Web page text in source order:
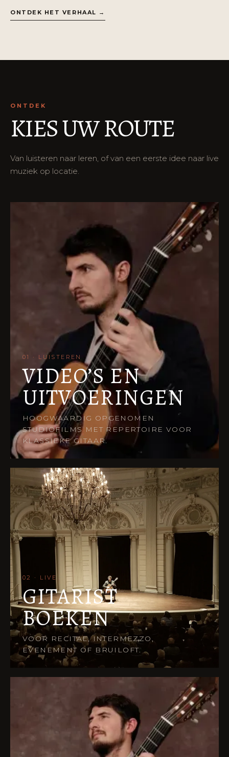
ONTDEK HET VERHAAL →
ONTDEK
KIES UW ROUTE
Van luisteren naar leren, of van een eerste idee naar live
muziek op locatie.
01 · LUISTEREN
VIDEO’S EN
UITVOERINGEN
HOOGWAARDIG OPGENOMEN
STUDIOFILMS MET REPERTOIRE VOOR
KLASSIEKE GITAAR.
02 · LIVE
GITARIST
BOEKEN
VOOR RECITAL, INTERMEZZO,
EVENEMENT OF BRUILOFT.